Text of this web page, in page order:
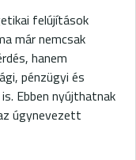
felújítások
már nemcsak
hanem
pénzügyi és
Ebben nyújthatnak
úgynevezett